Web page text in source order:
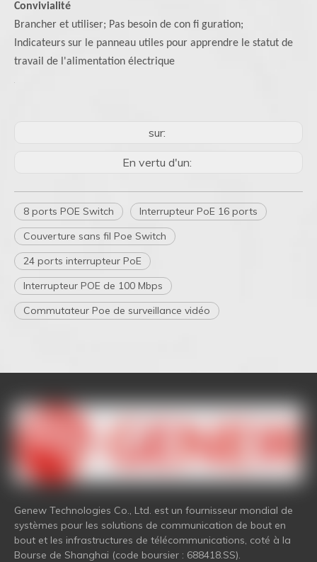
Convivialité
Brancher et utiliser; Pas besoin de con fi guration;
Indicateurs sur le panneau utiles pour apprendre le statut de
travail de l'alimentation électrique
sur:
En vertu d'un:
8 ports POE Switch
Interrupteur PoE 16 ports
Couverture sans fil Poe Switch
24 ports interrupteur PoE
Interrupteur POE de 100 Mbps
Commutateur Poe de surveillance vidéo
Genew Technologies Co., Ltd. est un fournisseur mondial de
systèmes pour les solutions de communication de bout en
bout et les infrastructures de télécommunications, coté à la
Bourse de Shanghai (code boursier : 688418.SS).